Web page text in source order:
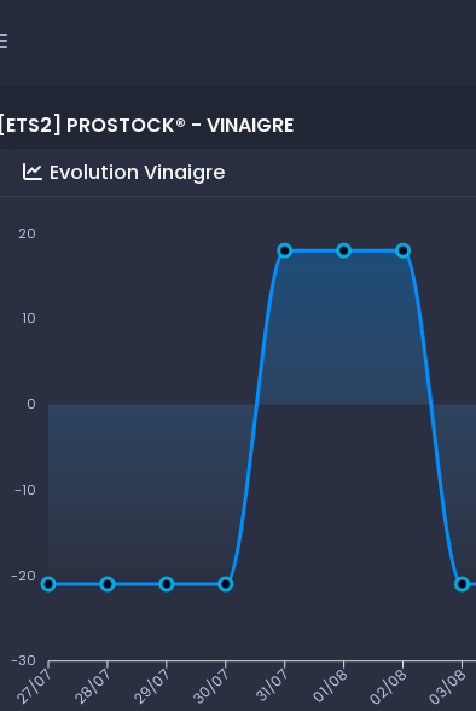
[ETS2] PROSTOCK® - VINAIGRE
Evolution Vinaigre
20
10
0
-10
-20
-30
27/07 28/07 29/07 30/07 31/07 01/08 02/08 03/08